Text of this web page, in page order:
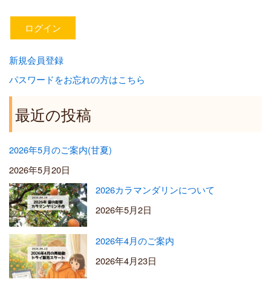
新規会員登録
パスワードをお忘れの方はこちら
最近の投稿
2026年5月のご案内(甘夏)
2026年5月20日
2026カラマンダリンについて
2026年5月2日
2026年4月のご案内
2026年4月23日